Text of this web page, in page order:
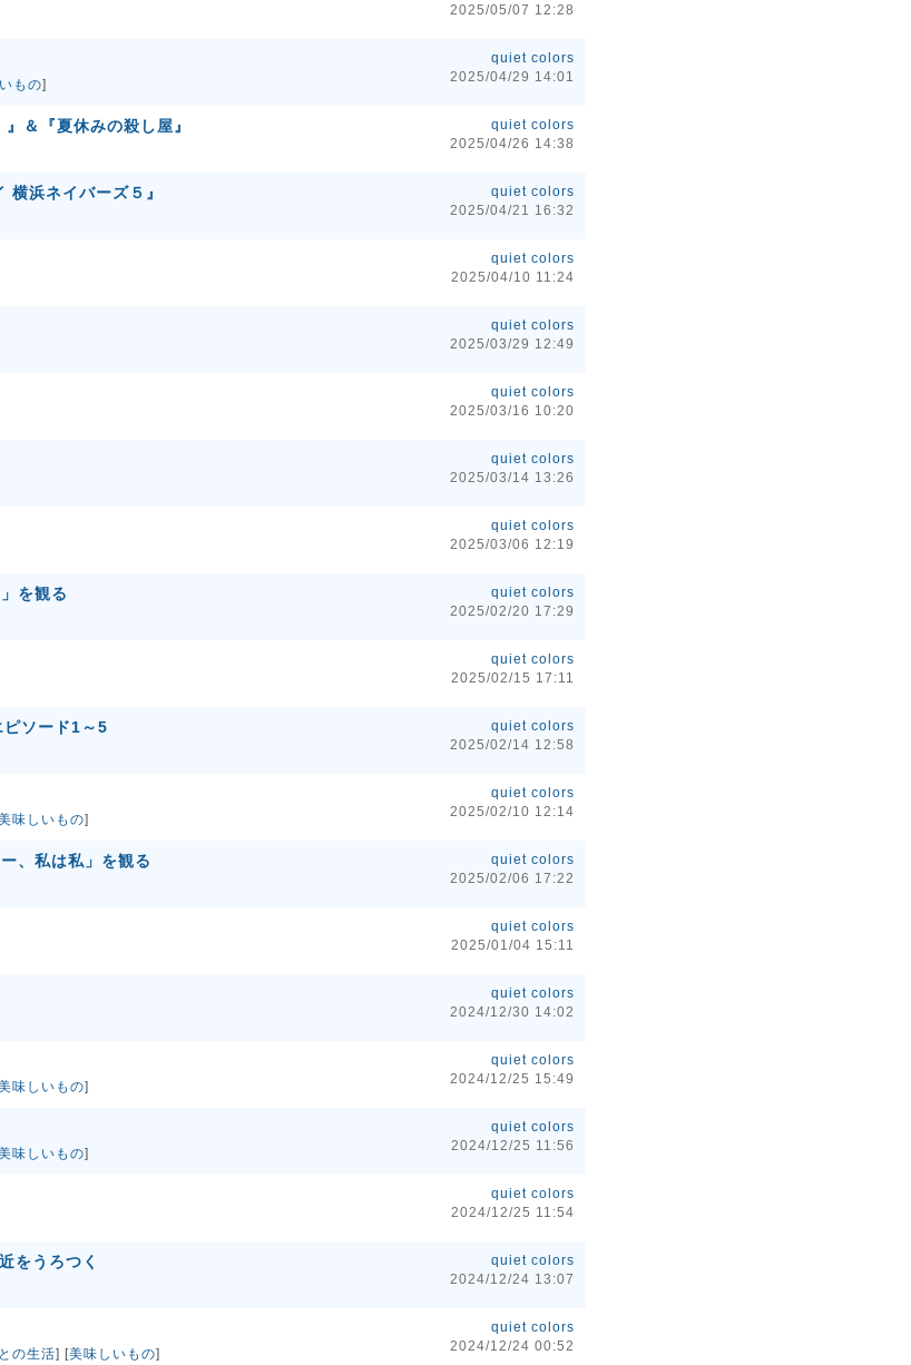
2025/05/07 12:28
もの]
quiet colors
2025/04/29 14:01
＆『夏休みの殺し屋』
quiet colors
2025/04/26 14:38
浜ネイバーズ５』
quiet colors
2025/04/21 16:32
quiet colors
2025/04/10 11:24
quiet colors
2025/03/29 12:49
quiet colors
2025/03/16 10:20
quiet colors
2025/03/14 13:26
quiet colors
2025/03/06 12:19
を観る
quiet colors
2025/02/20 17:29
quiet colors
2025/02/15 17:11
ピソード1～5
quiet colors
2025/02/14 12:58
味しいもの]
quiet colors
2025/02/10 12:14
、私は私」を観る
quiet colors
2025/02/06 17:22
quiet colors
2025/01/04 15:11
quiet colors
2024/12/30 14:02
味しいもの]
quiet colors
2024/12/25 15:49
味しいもの]
quiet colors
2024/12/25 11:56
quiet colors
2024/12/25 11:54
をうろつく
quiet colors
2024/12/24 13:07
の生活] [美味しいもの]
quiet colors
2024/12/24 00:52